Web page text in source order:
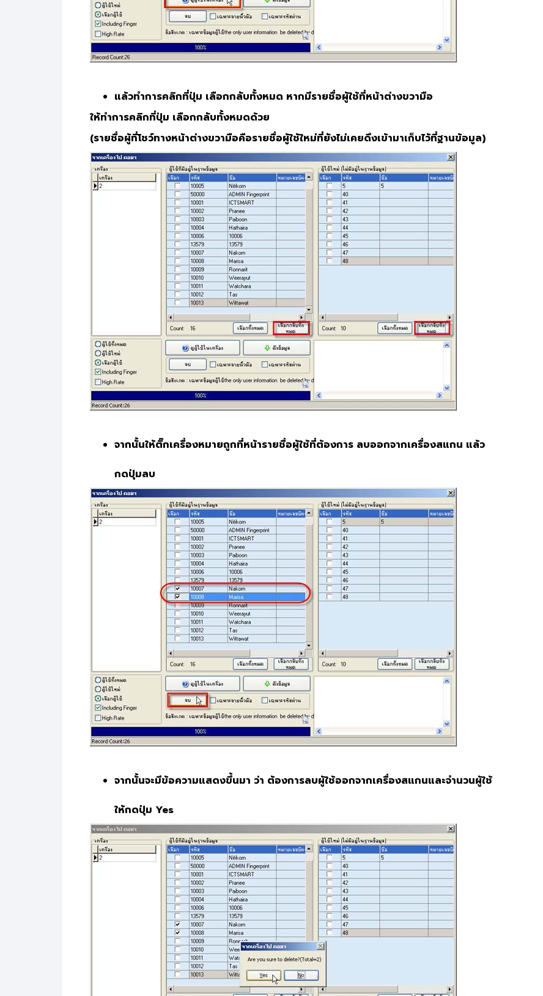
แล้วทำการคลิกที่ปุ่ม เลือกกลับทั้งหมด หากมีรายชื่อผู้ใช้ที่หน้าต่างขวามือ
ให้ทำการคลิกที่ปุ่ม เลือกกลับทั้งหมดด้วย
(รายชื่อผู้ที่โชว์ทางหน้าต่างขวามือคือรายชื่อผู้ใช้ใหม่ที่ยังไม่เคยดึงเข้ามาเก็บไว้ที่ฐานข้อมูล)
จากนั้นให้ติ๊กเครื่องหมายถูกที่หน้ารายชื่อผู้ใช้ที่ต้องการ ลบออกจากเครื่องสแกน แล้ว
กดปุ่มลบ
จากนั้นจะมีข้อความแสดงขึ้นมา ว่า ต้องการลบผู้ใช้ออกจากเครื่องสแกนและจำนวนผู้ใช้
ให้กดปุ่ม Yes